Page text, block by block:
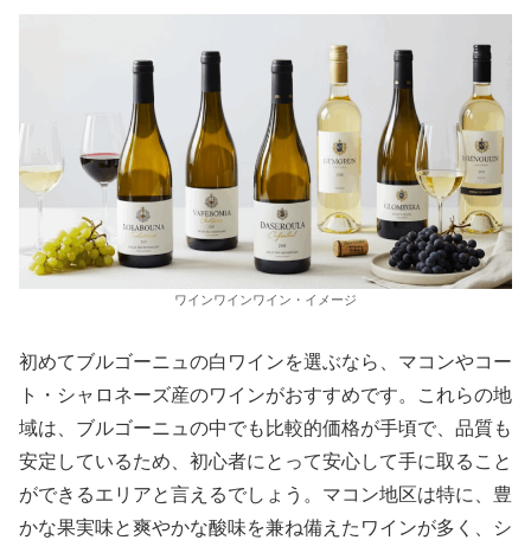
ワインワインワイン・イメージ
初めてブルゴーニュの白ワインを選ぶなら、マコンやコー
ト・シャロネーズ産のワインがおすすめです。これらの地
域は、ブルゴーニュの中でも比較的価格が手頃で、品質も
安定しているため、初心者にとって安心して手に取ること
ができるエリアと言えるでしょう。マコン地区は特に、豊
かな果実味と爽やかな酸味を兼ね備えたワインが多く、シ